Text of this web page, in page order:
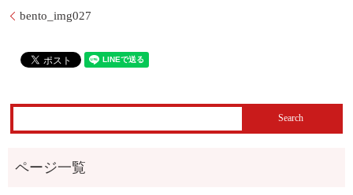
bento_img027